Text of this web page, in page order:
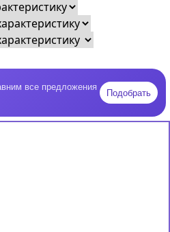
все предложения
Подобрать